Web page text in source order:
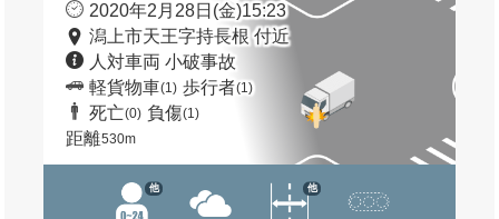
2020年2月28日(金)15:23
潟上市天王字持長根 付近
人対車両 小破事故
軽貨物車(1) 歩行者(1)
死亡(0) 負傷(1)
距離530m
他 他